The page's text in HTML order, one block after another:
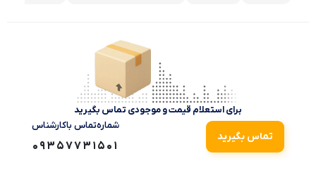
برای استعلام قیمت و موجودی تماس بگیرید
تماس بگیرید
شماره‌تماس‌ با‌کارشناس
09357731501